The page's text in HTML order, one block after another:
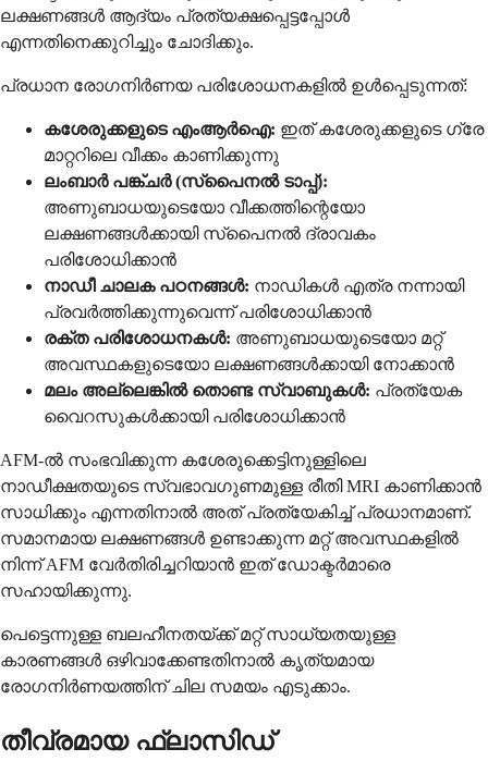
ലക്ഷണങ്ങൾ ആദ്യം പ്രത്യക്ഷപ്പെട്ടപ്പോൾ
എന്നതിനെക്കുറിച്ചും ചോദിക്കും.
പ്രധാന രോഗനിർണയ പരിശോധനകളിൽ ഉൾപ്പെടുന്നത്:
കശേരുക്കളുടെ എംആർഐ: ഇത് കശേരുക്കളുടെ ഗ്രേ
മാറ്ററിലെ വീക്കം കാണിക്കുന്നു
ലംബാർ പങ്ക്ചർ (സ്പൈനൽ ടാപ്പ്):
അണുബാധയുടെയോ വീക്കത്തിന്റെയോ
ലക്ഷണങ്ങൾക്കായി സ്പൈനൽ ദ്രാവകം
പരിശോധിക്കാൻ
നാഡീ ചാലക പഠനങ്ങൾ: നാഡികൾ എത്ര നന്നായി
പ്രവർത്തിക്കുന്നുവെന്ന് പരിശോധിക്കാൻ
രക്ത പരിശോധനകൾ: അണുബാധയുടെയോ മറ്റ്
അവസ്ഥകളുടെയോ ലക്ഷണങ്ങൾക്കായി നോക്കാൻ
മലം അല്ലെങ്കിൽ തൊണ്ട സ്വാബുകൾ: പ്രത്യേക
വൈറസുകൾക്കായി പരിശോധിക്കാൻ
AFM-ൽ സംഭവിക്കുന്ന കശേരുക്കെട്ടിനുള്ളിലെ
നാഡീക്ഷതയുടെ സ്വഭാവഗുണമുള്ള രീതി MRI കാണിക്കാൻ
സാധിക്കും എന്നതിനാൽ അത് പ്രത്യേകിച്ച് പ്രധാനമാണ്.
സമാനമായ ലക്ഷണങ്ങൾ ഉണ്ടാക്കുന്ന മറ്റ് അവസ്ഥകളിൽ
നിന്ന് AFM വേർതിരിച്ചറിയാൻ ഇത് ഡോക്ടർമാരെ
സഹായിക്കുന്നു.
പെട്ടെന്നുള്ള ബലഹീനതയ്ക്ക് മറ്റ് സാധ്യതയുള്ള
കാരണങ്ങൾ ഒഴിവാക്കേണ്ടതിനാൽ കൃത്യമായ
രോഗനിർണയത്തിന് ചില സമയം എടുക്കാം.
തീവ്രമായ ഫ്ലാസിഡ്